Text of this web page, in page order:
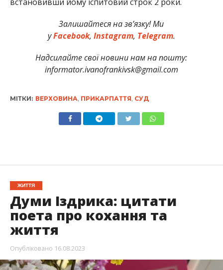
Залишайтеся на зв’язку! Ми
уFacebook, Instagram, Telegram.
Надсилайте свої новини нам на пошту:
informator.ivanofrankivsk@gmail.com
МІТКИ: ВЕРХОВИНА ПРИКАРПАТТЯ СУД
ЖИТТЯ
Думи Іздрика: цитати
поета про кохання та
життя
Опубліковано 16.08.2023